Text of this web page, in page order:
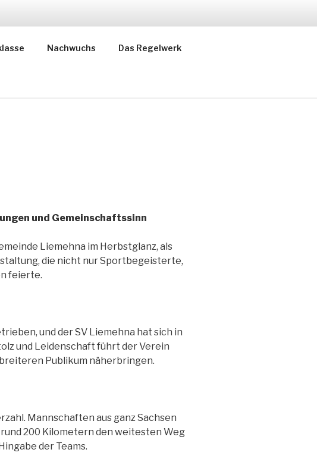
keine Neuigkeiten! +++
1919
Nachwuchs Das Regelwerk
und Gemeinschaftssinn
Liemehna im Herbstglanz, als
die nicht nur Sportbegeisterte,
feierte.
und der SV Liemehna hat sich in
und Leidenschaft führt der Verein
Publikum näherbringen.
Mannschaften aus ganz Sachsen
200 Kilometern den weitesten Weg
der Teams.